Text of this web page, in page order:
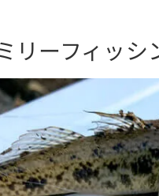
リーフィッ